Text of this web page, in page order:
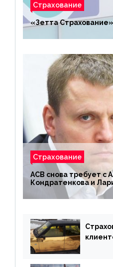
Страхование
«Зетта
Страхование
АСВ снова требует с
Кондратенкова и
возмещения убытков